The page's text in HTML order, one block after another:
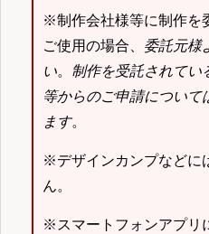
※制作会社様等に制作を
ご使用の場合、 委託元様
い。 制作を受託されてい
等からのご申請について
ます。
※デザインカンプなどに
ん。
※スマートフォンアプリ